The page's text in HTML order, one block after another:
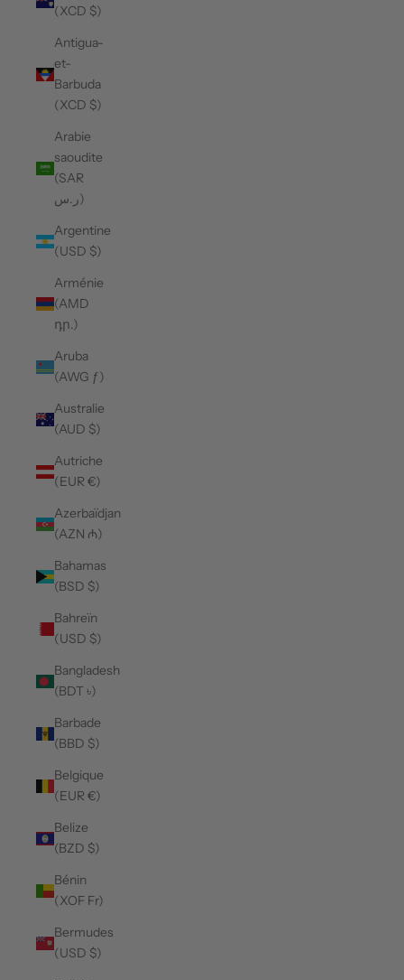
(XCD $)
Antigua-
et-
Barbuda
(XCD $)
Arabie
saoudite
(SAR
ر.س)
Argentine
(USD $)
Arménie
(AMD
դր.)
Aruba
(AWG ƒ)
Australie
(AUD $)
Autriche
(EUR €)
Azerbaïdjan
(AZN ₼)
Bahamas
(BSD $)
Bahreïn
(USD $)
Bangladesh
(BDT ৳)
Barbade
(BBD $)
Belgique
(EUR €)
Belize
(BZD $)
Bénin
(XOF Fr)
Bermudes
(USD $)